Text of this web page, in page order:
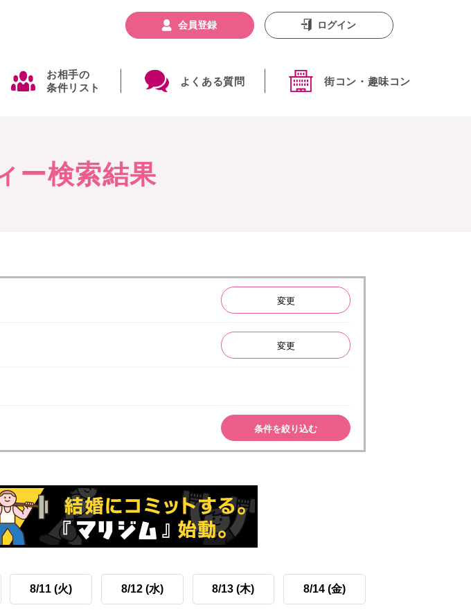
お相手の
条件リスト
よくある質問 街コン・趣味コン
会員登録 ログイン
ー検索結果
変更
変更
条件を絞り込む
8/11 (火) 8/12 (水) 8/13 (木) 8/14 (金)